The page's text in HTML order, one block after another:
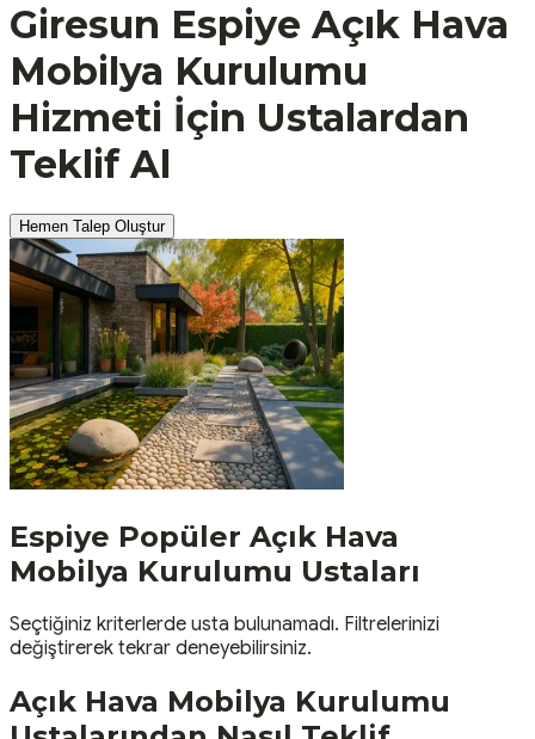
Giresun Espiye Açık Hava
Mobilya Kurulumu
Hizmeti İçin Ustalardan
Teklif Al
Hemen Talep Oluştur
Espiye Popüler Açık Hava
Mobilya Kurulumu Ustaları
Seçtiğiniz kriterlerde usta bulunamadı. Filtrelerinizi
değiştirerek tekrar deneyebilirsiniz.
Açık Hava Mobilya Kurulumu